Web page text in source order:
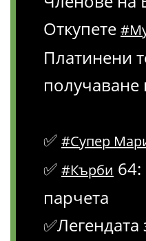
Откупете
Платинени
получаване
✅ #Супер
✅ #Кърби 64:
парчета
✅Легендата